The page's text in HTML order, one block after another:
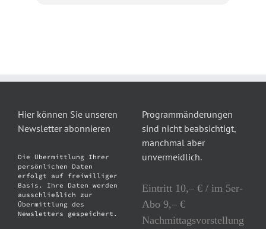
Hier können Sie unseren
Newsletter abonnieren
Die Übermittlung Ihrer
persönlichen Daten
erfolgt auf freiwilliger
Basis. Ihre Daten werden
ausschließlich zur
Übermittlung des
Newsletters gespeichert.
Programmänderungen
sind nicht beabsichtigt,
manchmal aber
unvermeidlich.
Eintritt 10,– € / im 5er-
Abo 9,– €
Nachmittagsvorstellung